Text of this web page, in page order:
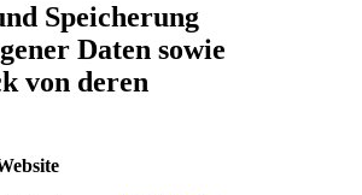
Speicherung
Daten sowie
von deren